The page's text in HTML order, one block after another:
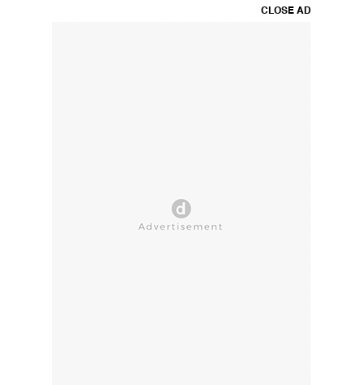
CLOSE AD